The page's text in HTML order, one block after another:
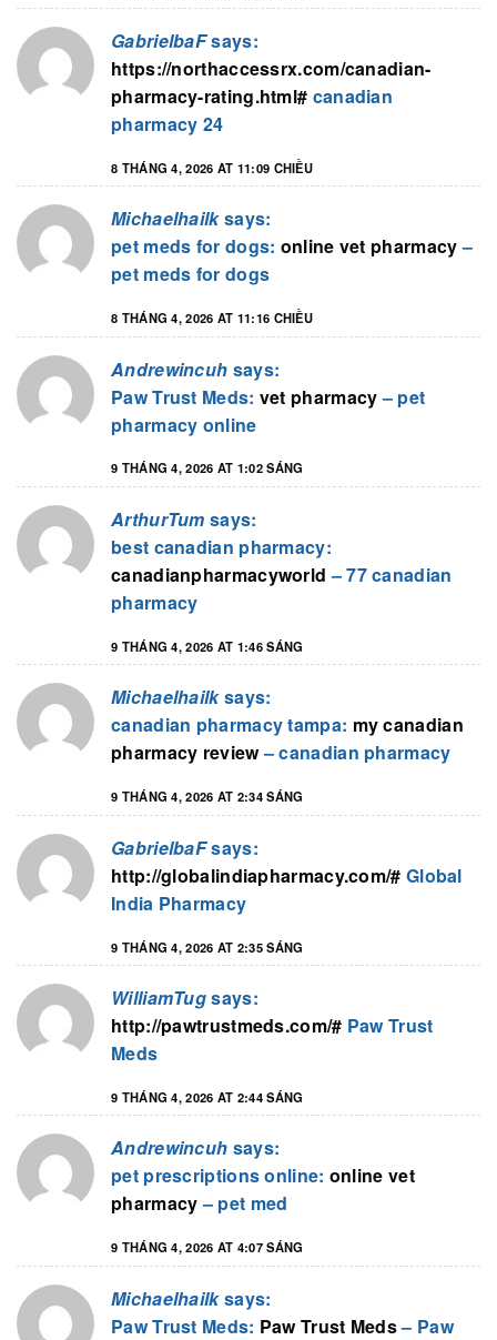
GabrielbaFsays:
https://northaccessrx.com/canadian-
pharmacy-rating.html# canadian
pharmacy 24
8 THÁNG 4, 2026 AT 11:09 CHIỀU
Michaelhailksays:
pet meds for dogs: online vet pharmacy–
pet meds for dogs
8 THÁNG 4, 2026 AT 11:16 CHIỀU
Andrewincuh says:
Paw Trust Meds: vet pharmacy– pet
pharmacy online
9 THÁNG 4, 2026 AT 1:02 SÁNG
ArthurTum says:
best canadian pharmacy:
canadianpharmacyworld – 77 canadian
pharmacy
9 THÁNG 4, 2026 AT 1:46 SÁNG
Michaelhailksays:
canadian pharmacy tampa: my canadian
pharmacy review– canadian pharmacy
9 THÁNG 4, 2026 AT 2:34 SÁNG
GabrielbaFsays:
http://globalindiapharmacy.com/# Global
India Pharmacy
9 THÁNG 4, 2026 AT 2:35 SÁNG
WilliamTugsays:
http://pawtrustmeds.com/# Paw Trust
Meds
9 THÁNG 4, 2026 AT 2:44 SÁNG
Andrewincuh says:
pet prescriptions online: online vet
pharmacy– pet med
9 THÁNG 4, 2026 AT 4:07 SÁNG
Michaelhailksays:
Paw Trust Meds: Paw Trust Meds– Paw